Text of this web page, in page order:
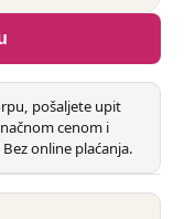
pošaljete upit
cenom i
online plaćanja.